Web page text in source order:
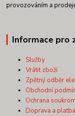
provozováním a
Informace pro
Služby
Vrátit zboží
Zpětný odběr
Obchodní
Ochrana
Doprava a platba